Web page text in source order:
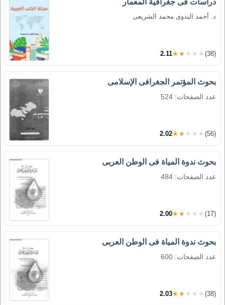
د. أحمد البدوى محمد الشريعى
2.11★★★★★ (38)
بحوث المؤتمر الجغرافى الإسلامى
عدد الصفحات: 524
2.02★★★★★ (56)
بحوث ندوة المياة فى الوطن العربى
عدد الصفحات: 484
2.00★★★★★ (17)
بحوث ندوة المياة فى الوطن العربى
عدد الصفحات: 600
2.03★★★★★ (38)